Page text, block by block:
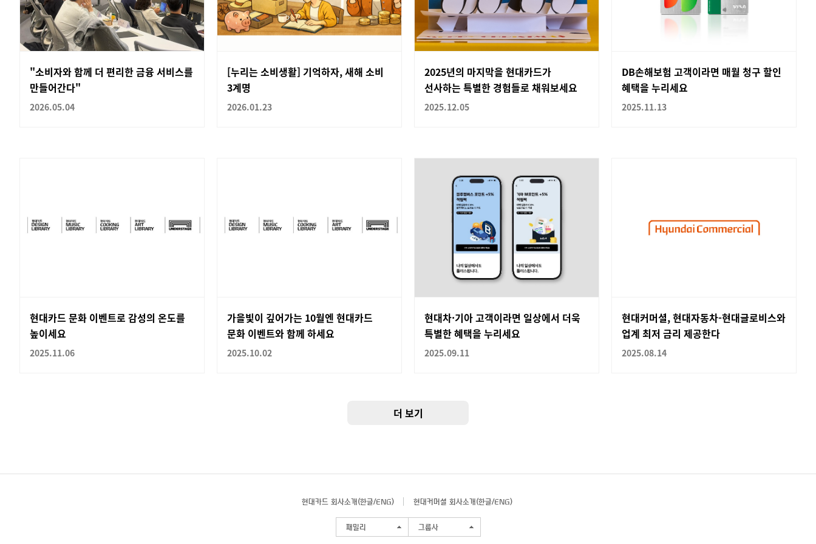
"소비자와 함께 더 편리한 금융 서비스를
만들어간다"
2026.05.04
[누리는 소비생활] 기억하자, 새해 소비
3계명
2026.01.23
2025년의 마지막을 현대카드가
선사하는 특별한 경험들로 채워보세요
2025.12.05
DB손해보험 고객이라면 매월 청구 할인
혜택을 누리세요
2025.11.13
현대카드 문화 이벤트로 감성의 온도를
높이세요
2025.11.06
가을빛이 깊어가는 10월엔 현대카드
문화 이벤트와 함께 하세요
2025.10.02
현대차·기아 고객이라면 일상에서 더욱
특별한 혜택을 누리세요
2025.09.11
현대커머셜, 현대자동차-현대글로비스와
업계 최저 금리 제공한다
2025.08.14
더 보기
현대카드 회사소개(한글/ENG) 현대커머셜 회사소개(한글/ENG)
패밀리 그룹사